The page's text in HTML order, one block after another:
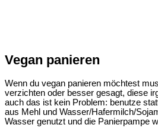
Vegan panieren
Wenn du vegan panieren möchtest
verzichten oder besser gesagt, diese
auch das ist kein Problem: benutze
aus Mehl und Wasser/Hafermilch/
Wasser genutzt und die Panierpampe